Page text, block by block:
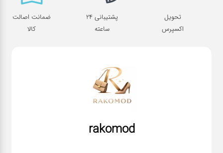
تحویل
اکسپرس
پشتیبانی 24
ساعته
ضمانت اصالت
کالا
rakomod